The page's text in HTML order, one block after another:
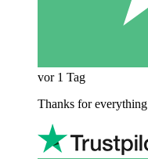
vor 1 Tag
Thanks for everything